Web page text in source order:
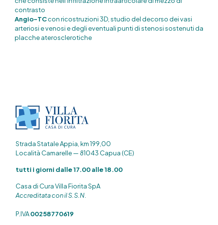
contrasto
Angio-TCcon ricostruzioni 3D, studio del decorso dei vasi
arteriosi e venosi e degli eventuali punti di stenosi sostenuti da
placche aterosclerotiche
Strada Statale Appia, km 199,00
Località Camarelle — 81043 Capua (CE)
tutti i giorni dalle 17.00 alle 18.00
Casa di Cura Villa Fiorita SpA
Accreditata con il S.S.N.
P.IVA00258770619